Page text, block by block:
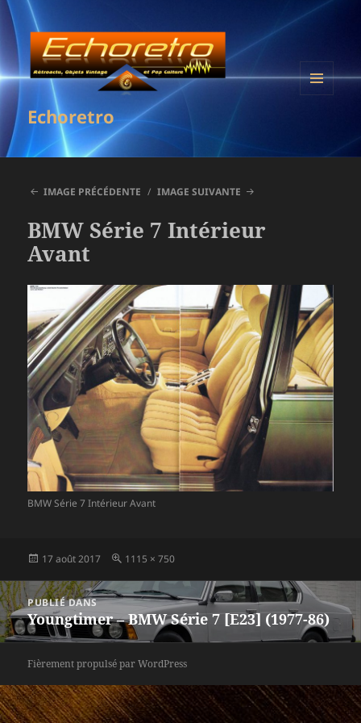
Echoretro
IMAGE PRÉCÉDENTE IMAGE SUIVANTE
BMW Série 7 Intérieur
Avant
BMW Série 7 Intérieur Avant
Publié
17 août 2017
Taille
1115 × 750
Navigation
de
l’article
PUBLIÉ DANS
Youngtimer – BMW Série 7 [E23] (1977-86)
Fièrement propulsé par WordPress